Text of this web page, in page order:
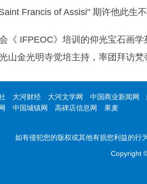
Francis of Assisi" 期许他此生
《 IFPEOC》培训的仰光宝石画
山金光明寺觉培主持，率团拜访
大河财经 大河文学网 中国商业新闻网
中国城镇网 高碑店信息网 果麦
如有侵犯您的版权或其他有损您利益的行
Copyright